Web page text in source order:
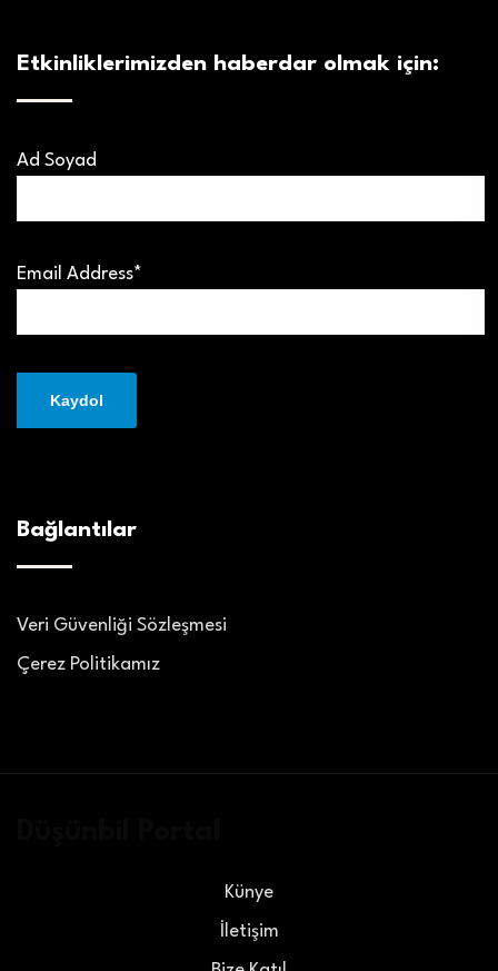
Etkinliklerimizden haberdar olmak için:
Ad Soyad
Email Address*
Bağlantılar
Veri Güvenliği Sözleşmesi
Çerez Politikamız
Künye
İletişim